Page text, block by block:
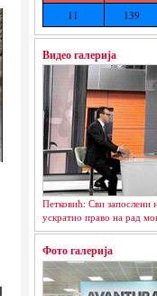
11 139
Видео галерија
Петковић: Сви запослени
ускратио право на рад
Фото галерија